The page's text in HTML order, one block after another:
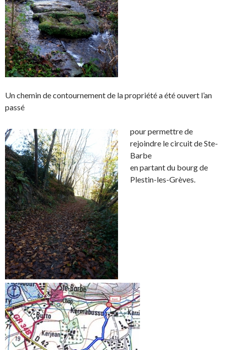
Un chemin de contournement de la propriété a été ouvert l’an
passé
pour permettre de
rejoindre le circuit de Ste-
Barbe
en partant du bourg de
Plestin-les-Grèves.